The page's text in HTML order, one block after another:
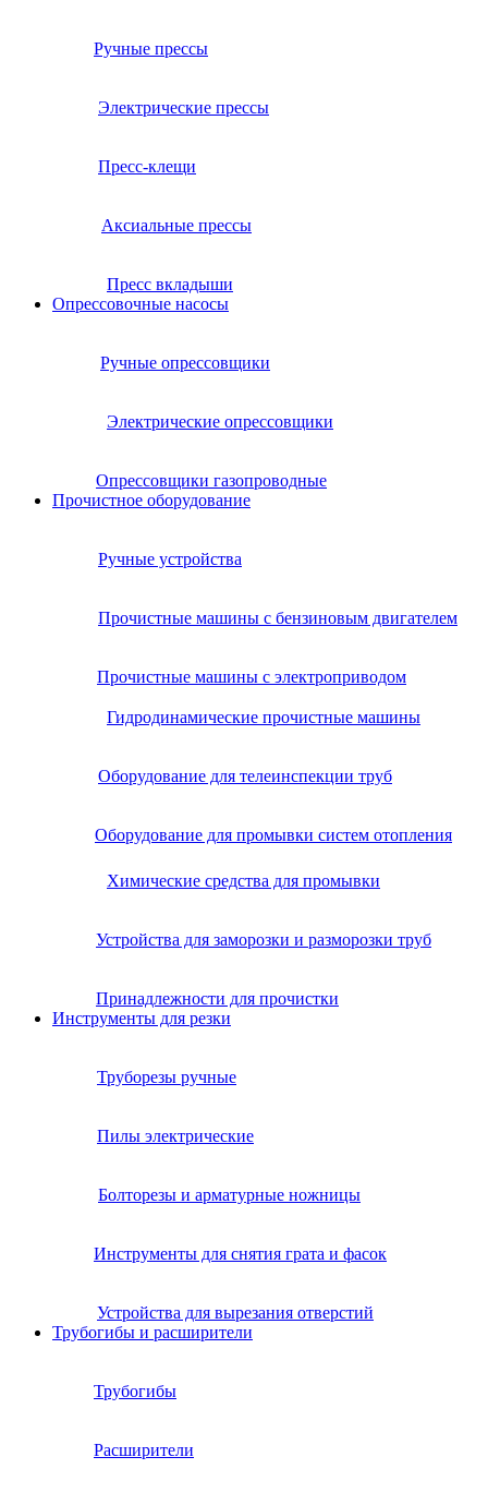
Ручные прессы
Электрические прессы
Пресс-клещи
Аксиальные прессы
Пресс вкладыши
Опрессовочные насосы
Ручные опрессовщики
Электрические опрессовщики
Опрессовщики газопроводные
Прочистное оборудование
Ручные устройства
Прочистные машины с бензиновым двигателем
Прочистные машины с электроприводом
Гидродинамические прочистные машины
Оборудование для телеинспекции труб
Оборудование для промывки систем отопления
Химические средства для промывки
Устройства для заморозки и разморозки труб
Принадлежности для прочистки
Инструменты для резки
Труборезы ручные
Пилы электрические
Болторезы и арматурные ножницы
Инструменты для снятия грата и фасок
Устройства для вырезания отверстий
Трубогибы и расширители
Трубогибы
Расширители